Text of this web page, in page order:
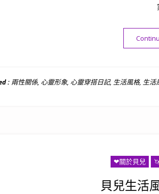
: 兩性關係, 心靈形象, 心靈穿搭日記, 生活風格, 生活
❤關於貝兒
貝兒生活